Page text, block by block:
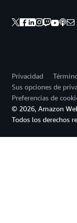
Privacidad
Sus opciones de
Preferencias de
© 2026, Amazon
Todos los derechos